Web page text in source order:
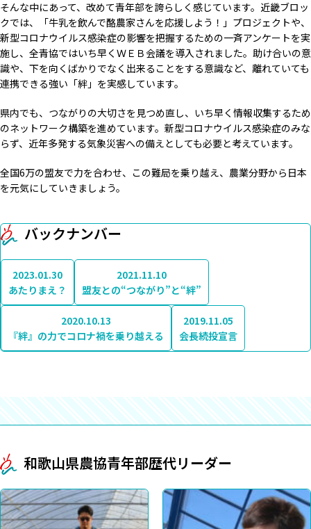
そんな中にあって、改めて青年部を誇らしく感じています。近畿ブロッ
クでは、「牛乳を飲んで酪農家さんを応援しよう！」プロジェクトや、
新型コロナウイルス感染症の影響を把握するための一斉アンケートを実
施し、全青協ではいち早くＷＥＢ会議を導入されました。助け合いの意
識や、下を向くばかりでなく出来ることをする意識など、離れていても
連携できる強い「絆」を実感しています。
県内でも、つながりの大切さを見つめ直し、いち早く情報収集するため
のネットワーク構築を進めています。新型コロナウイルス感染症のみな
らず、近年多発する気象災害への備えとしても必要と考えています。
全国6万の盟友で力を合わせ、この難局を乗り越え、農業分野から日本
を元気にしていきましょう。
バックナンバー
2023.01.30
あたりまえ？
2021.11.10
盟友との“つながり”と“絆”
2020.10.13
『絆』の力でコロナ禍を乗り越える
2019.11.05
会長続投宣言
和歌山県農協青年部歴代リーダー